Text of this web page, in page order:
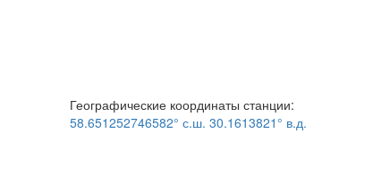
Географические координаты станции:
58.651252746582° с.ш. 30.1613821° в.д.